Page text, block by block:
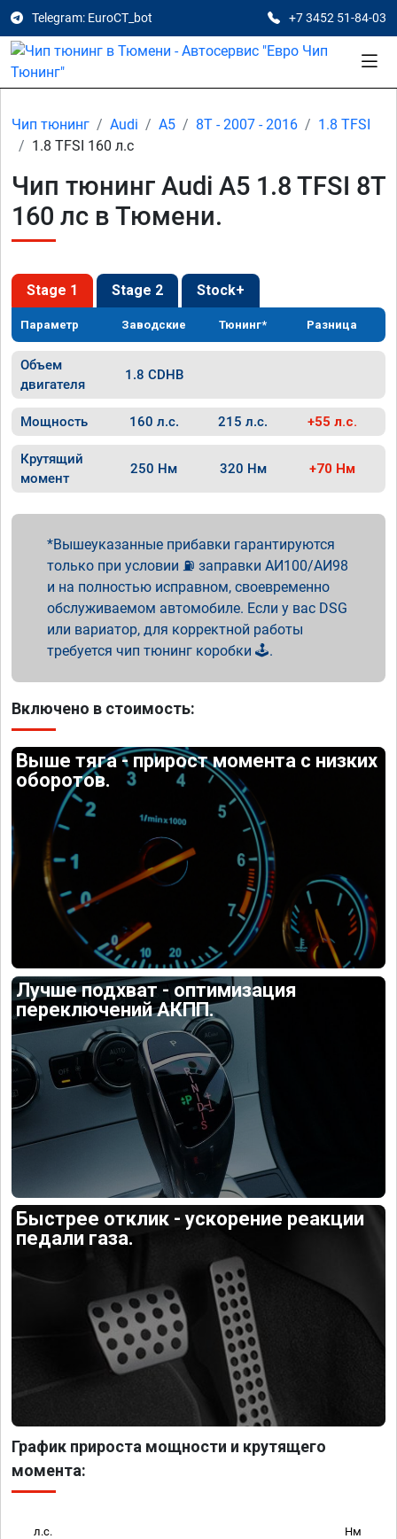
Telegram: EuroCT_bot +7 3452 51-84-03
Чип тюнинг Audi A5 8T - 2007 - 2016
1.8 TFSI
1.8 TFSI 160 л.с
Чип тюнинг Audi A5 1.8 TFSI 8T
160 лс в Тюмени.
Stage 1 Stage 2 Stock+
Параметр Заводские Тюнинг* Разница
Объем
двигателя
1.8 CDHB
Мощность 160 л.с. 215 л.с. +55 л.с.
Крутящий
момент
250 Нм 320 Нм +70 Нм
Вышеуказанные прибавки гарантируются
только при условии ⛽ заправки АИ100/АИ98
и на полностью исправном, своевременно
обслуживаемом автомобиле. Если у вас DSG
или вариатор, для корректной работы
требуется чип тюнинг коробки 🕹️.
Включено в стоимость:
Выше тяга - прирост момента с низких
оборотов.
Лучше подхват - оптимизация
переключений АКПП.
Быстрее отклик - ускорение реакции
педали газа.
График прироста мощности и крутящего
момента:
л.с. Нм